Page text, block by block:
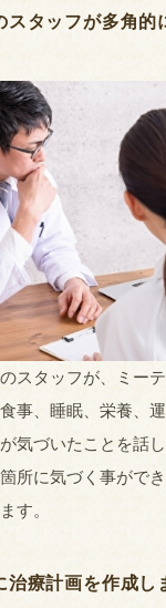
スタッフが多角的
スタッフが、ミー
事、睡眠、栄養、
気づいたことを話
所に気づく事がで
す。
治療計画を作成し